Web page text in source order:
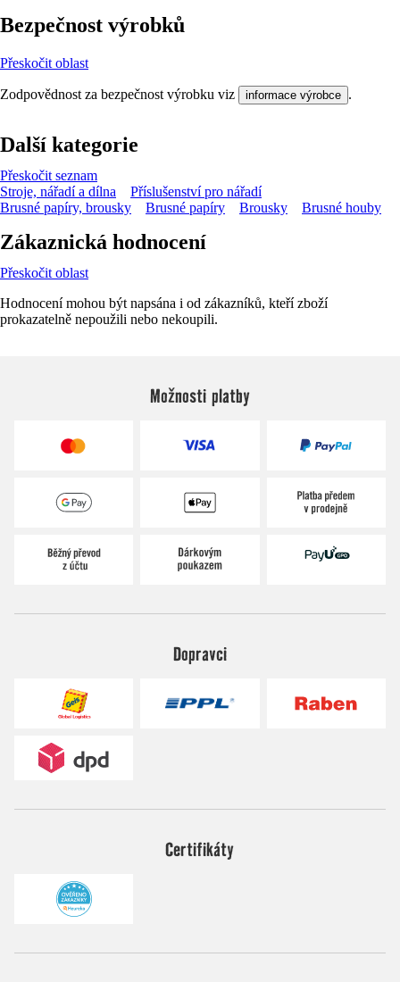
Bezpečnost výrobků
Přeskočit oblast
Zodpovědnost za bezpečnost výrobku viz informace výrobce .
Další kategorie
Přeskočit seznam
Stroje, nářadí a dílna
Příslušenství pro nářadí
Brusné papíry, brousky
Brusné papíry Brousky Brusné houby
Zákaznická hodnocení
Přeskočit oblast
Hodnocení mohou být napsána i od zákazníků, kteří zboží
prokazatelně nepoužili nebo nekoupili.
Možnosti platby
Dopravci
Certifikáty